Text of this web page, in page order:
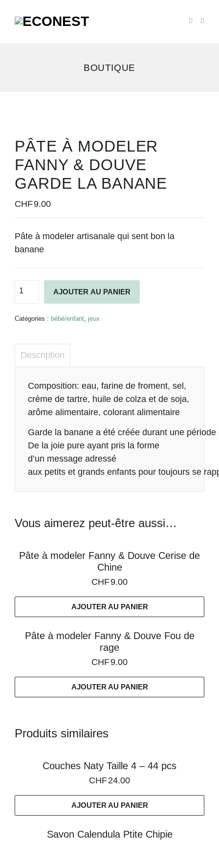
BOUTIQUE
PÂTE À MODELER
FANNY & DOUVE
GARDE LA BANANE
CHF9.00
Pâte à modeler artisanale qui sent bon la
banane
de
Pâte
à
Douve
AJOUTER AU PANIER
Catégories : bébé/enfant jeux
Description
Description
Composition: eau, farine de froment, sel,
crème de tartre, huile de colza et de soja,
arôme alimentaire, colorant alimentaire
Garde la banane a été créée durant une
De la joie pure ayant pris la forme
d’un message adressé
aux petits et grands enfants pour toujours se
Vous aimerez peut-être aussi…
Pâte à modeler Fanny & Douve Cerise de
Chine
CHF9.00
AJOUTER AU PANIER
Pâte à modeler Fanny & Douve Fou de
rage
CHF9.00
AJOUTER AU PANIER
Produits similaires
Couches Naty Taille 4 – 44 pcs
CHF24.00
AJOUTER AU PANIER
Savon Calendula Ptite Chipie